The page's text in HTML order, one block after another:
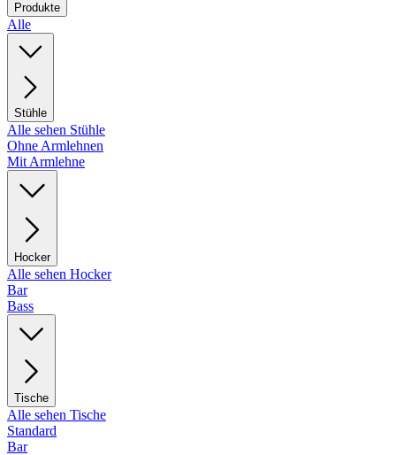
Produkte
Alle
Stühle
Alle sehen Stühle
Ohne Armlehnen
Mit Armlehne
Hocker
Alle sehen Hocker
Bar
Bass
Tische
Alle sehen Tische
Standard
Bar